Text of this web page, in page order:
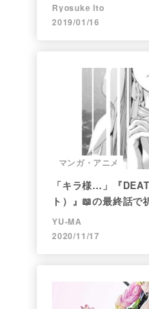
Ryosuke Ito
2019/01/16
マンガ・アニメ
「キラ様…」『
ト）』📖の最終話で
のか
YU-MA
2020/11/17